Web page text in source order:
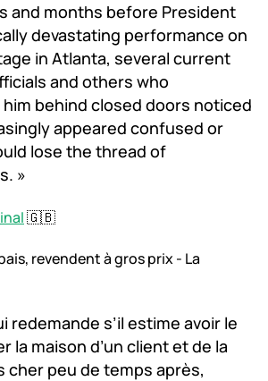
and months before President
devastating performance on
in Atlanta, several current
and others who
behind closed doors noticed
appeared confused or
lose the thread of
»
🇬🇧
revendent à gros prix - La
redemande s’il estime avoir le
la maison d’un client et de la
cher peu de temps après,